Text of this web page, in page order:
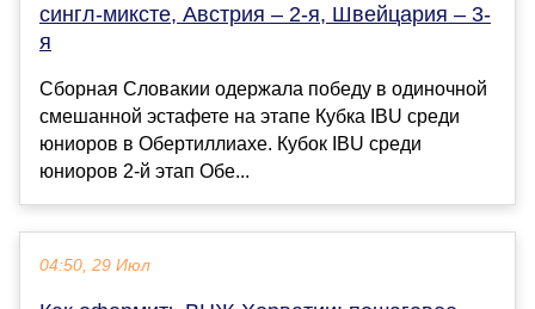
сингл-миксте, Австрия – 2-я, Швейцария – 3-
я
Сборная Словакии одержала победу в одиночной
смешанной эстафете на этапе Кубка IBU среди
юниоров в Обертиллиахе. Кубок IBU среди
юниоров 2-й этап Обе...
04:50, 29 Июл